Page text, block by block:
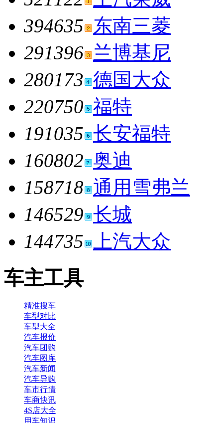
394635 东南三菱
291396 兰博基尼
280173 德国大众
220750 福特
191035 长安福特
160802 奥迪
158718 通用雪弗兰
146529 长城
144735
上汽大众
车主工具
精准搜车
车型对比
车型大全
汽车报价
汽车团购
汽车图库
汽车新闻
汽车导购
车市行情
车商快讯
4S店大全
用车知识